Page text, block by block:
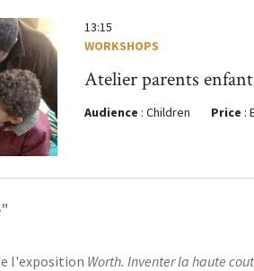
13:15
WORKSHOPS
Atelier parents
Audience : Children Price :
l'exposition Worth. Inventer la haute